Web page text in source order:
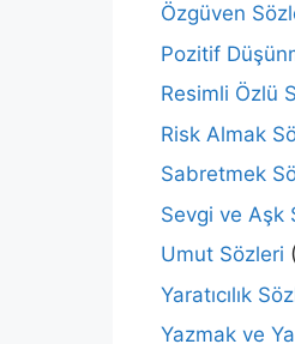
Özgüven
Pozitif
Resimli Özlü
Risk Almak
Sabretmek
Sevgi ve Aşk
Umut Sözleri
Yaratıcılık
Yazmak ve